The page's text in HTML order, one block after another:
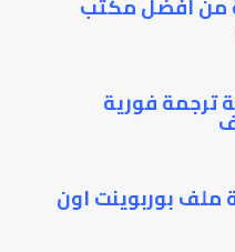
من أفضل مكتب
ترجمة فورية
بوربوينت اون